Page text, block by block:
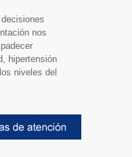
nos
hipertensión
niveles del